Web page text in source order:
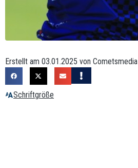
Erstellt am 03.01.2025 von Cometsmedia
Schriftgröße